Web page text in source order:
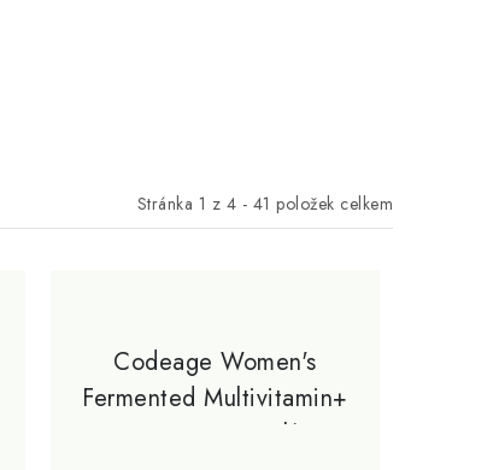
Stránka 1 z 4 - 41 položek celkem
Codeage Women's
Fermented Multivitamin+
120 Veg Kapslí